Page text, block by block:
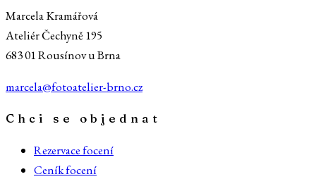
Marcela Kramářová
Ateliér Čechyně 195
683 01 Rousínov u Brna
marcela@fotoatelier-brno.cz
Chci se objednat
Rezervace focení
Ceník focení